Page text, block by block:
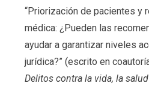
“Priorización de pacientes y
médica: ¿Pueden las
ayudar a garantizar niveles
jurídica?” (escrito en
Delitos contra la vida, la